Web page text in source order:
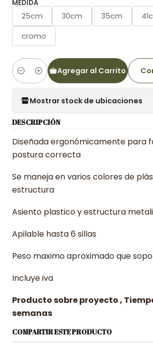
MEDIDA
25cm 30cm 35cm
cromo
Cantidad
Agregar al Carrito
Mostrar stock de ubicaciones
DESCRIPCIÓN
Diseñada ergonómicamente para
postura correcta
Se maneja en varios colores de
estructura
Asiento plastico y estructura
Apilable hasta 6 sillas
Peso maximo aproximado que
Incluye iva
Producto sobre proyecto ,
semanas
COMPARTIR ESTE PRODUCTO